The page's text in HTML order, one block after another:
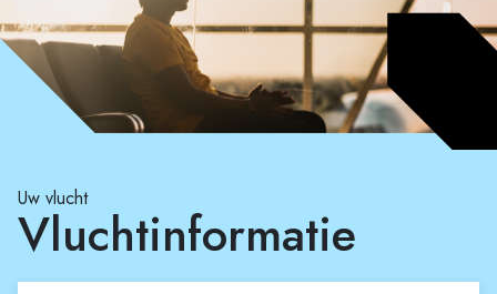
Uw vlucht
Vluchtinformatie